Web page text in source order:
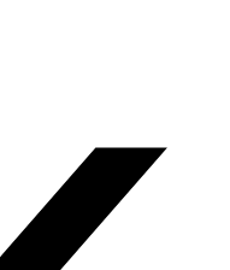
響
の役割
の展望